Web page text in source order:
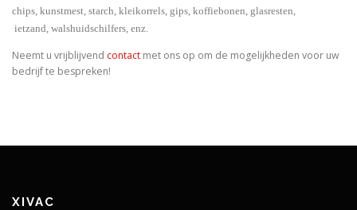
chips, kunstmest, starch, kleikorrels, gips, koffiebonen, glasresten,
ietzand, walshuidschilfers, enz.
Neemt u vrijblijvend contact met ons op om de mogelijkheden voor uw
bedrijf te bespreken!
XIVAC